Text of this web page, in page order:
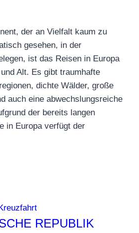
der an Vielfalt kaum zu
gesehen, in der
ist das Reisen in Europa
Alt. Es gibt traumhafte
dichte Wälder, große
auch eine abwechslungsreiche
der bereits langen
in Europa verfügt der
REPUBLIK